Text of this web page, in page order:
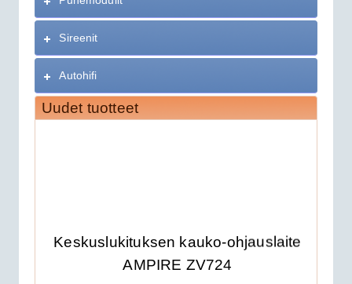
Sireenit
Autohifi
Uudet tuotteet
Keskuslukituksen kauko-ohjauslaite
AMPIRE ZV724